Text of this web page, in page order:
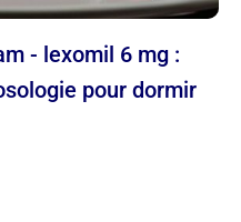
pour dormir